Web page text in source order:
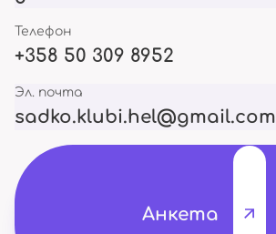
Телефон
+358 50 309 8952
Эл. почта
sadko.klubi.hel@gmail.com
Анкета